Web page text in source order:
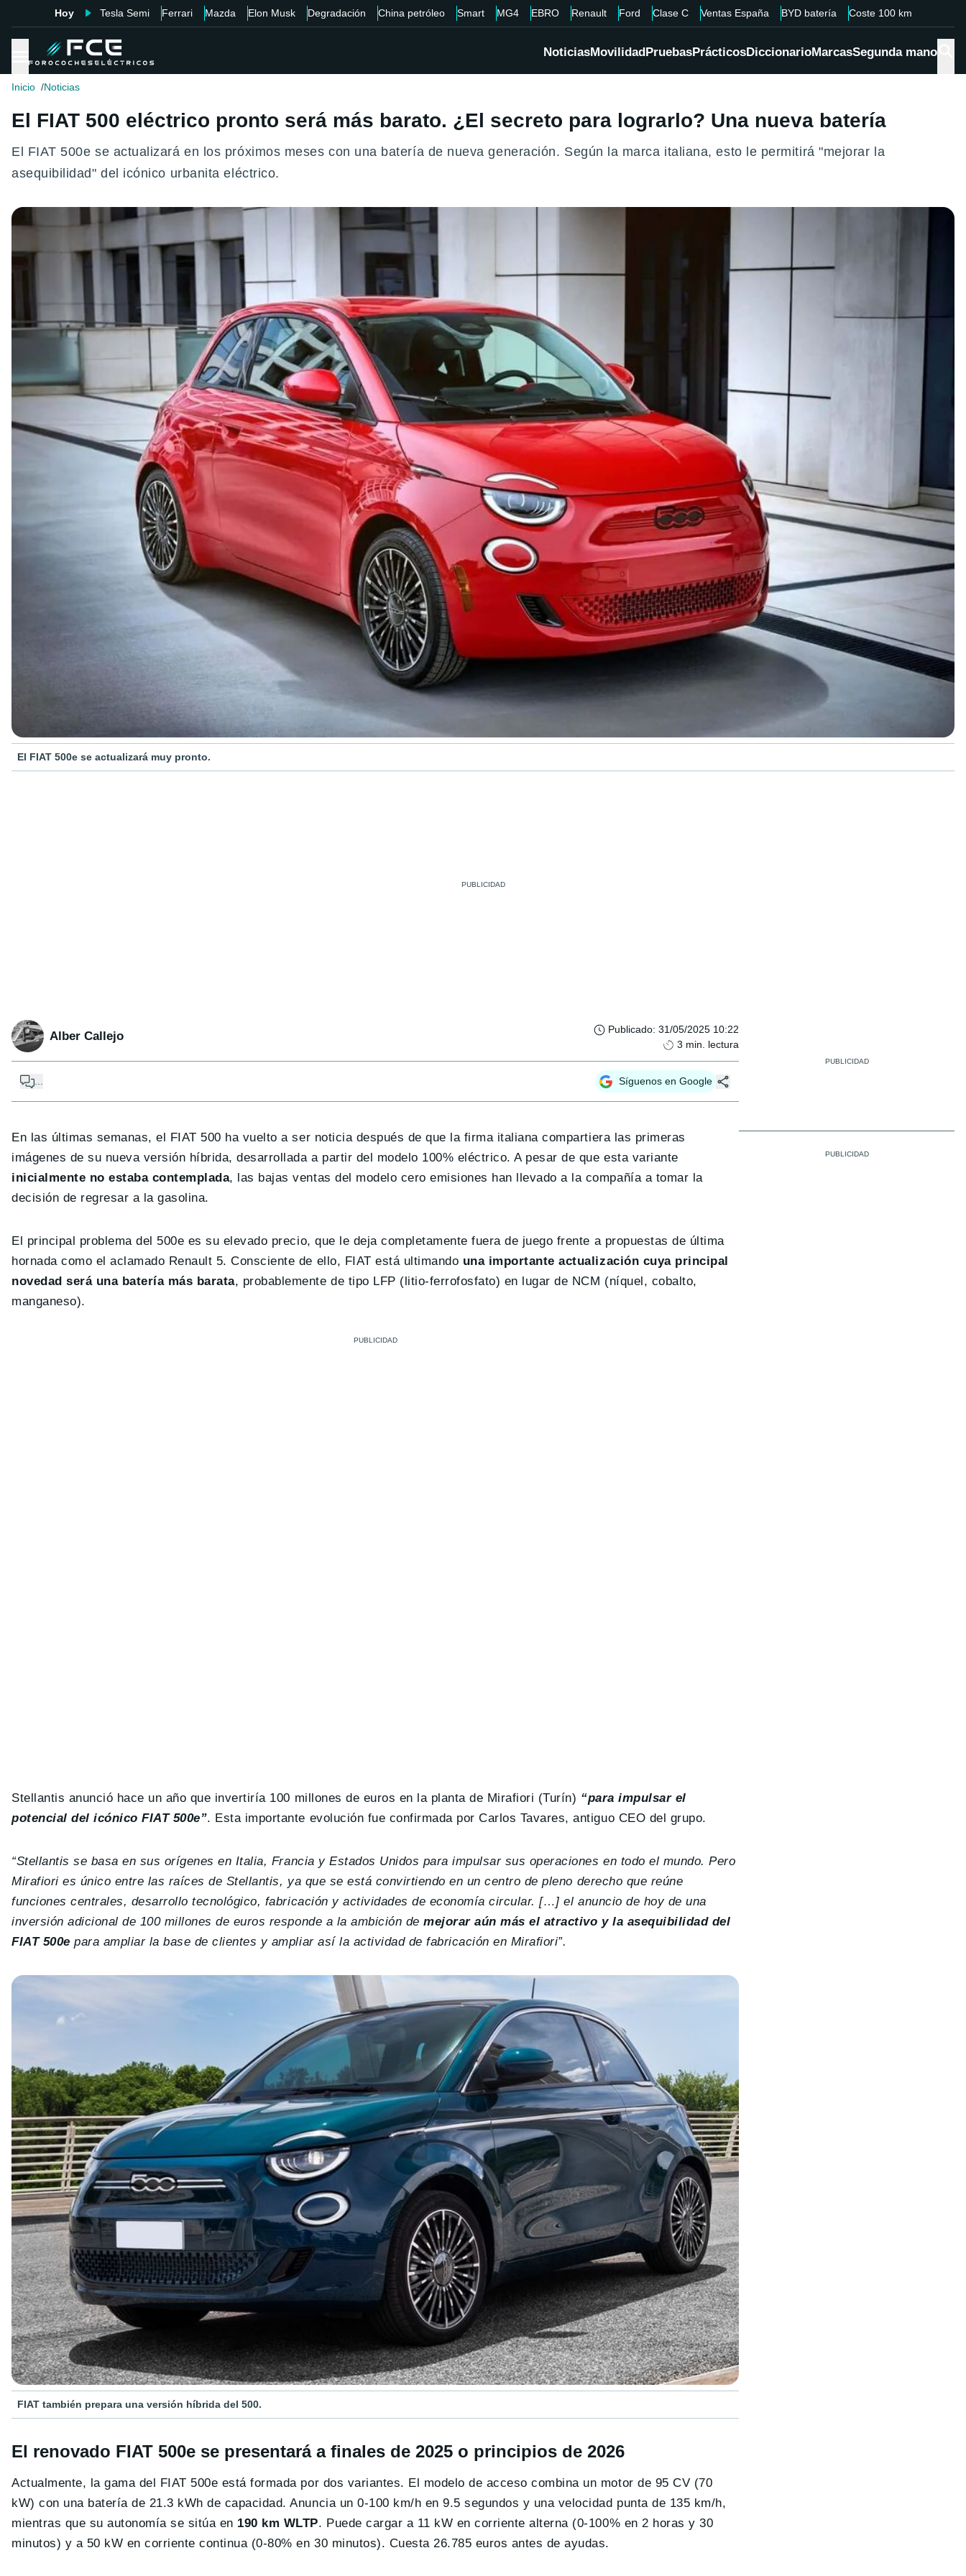
Hoy Tesla Semi Ferrari Mazda Elon Musk Degradación China petróleo Smart MG4 EBRO Renault Ford Clase C Ventas España BYD batería Coste 100 km
NoticiasMovilidadPruebasPrácticosDiccionarioMarcasSegunda mano
Inicio Noticias
El FIAT 500 eléctrico pronto será más barato. ¿El secreto para lograrlo? Una nueva batería
El FIAT 500e se actualizará en los próximos meses con una batería de nueva generación. Según la marca italiana, esto le permitirá "mejorar la
asequibilidad" del icónico urbanita eléctrico.
El FIAT 500e se actualizará muy pronto.
Alber Callejo Publicado: 31/05/2025 10:22
3 min. lectura
... Síguenos en Google
En las últimas semanas, el FIAT 500 ha vuelto a ser noticia después de que la firma italiana compartiera las primeras
imágenes de su nueva versión híbrida, desarrollada a partir del modelo 100% eléctrico. A pesar de que esta variante
inicialmente no estaba contemplada, las bajas ventas del modelo cero emisiones han llevado a la compañía a tomar la
decisión de regresar a la gasolina.
El principal problema del 500e es su elevado precio, que le deja completamente fuera de juego frente a propuestas de última
hornada como el aclamado Renault 5. Consciente de ello, FIAT está ultimando una importante actualización cuya principal
novedad será una batería más barata, probablemente de tipo LFP (litio-ferrofosfato) en lugar de NCM (níquel, cobalto,
manganeso).
Stellantis anunció hace un año que invertiría 100 millones de euros en la planta de Mirafiori (Turín) “para impulsar el
potencial del icónico FIAT 500e”. Esta importante evolución fue confirmada por Carlos Tavares, antiguo CEO del grupo.
“Stellantis se basa en sus orígenes en Italia, Francia y Estados Unidos para impulsar sus operaciones en todo el mundo. Pero
Mirafiori es único entre las raíces de Stellantis, ya que se está convirtiendo en un centro de pleno derecho que reúne
funciones centrales, desarrollo tecnológico, fabricación y actividades de economía circular. […] el anuncio de hoy de una
inversión adicional de 100 millones de euros responde a la ambición demejorar aún más el atractivo y la asequibilidad del
FIAT 500e para ampliar la base de clientes y ampliar así la actividad de fabricación en Mirafiori”.
FIAT también prepara una versión híbrida del 500.
El renovado FIAT 500e se presentará a finales de 2025 o principios de 2026
Actualmente, la gama del FIAT 500e está formada por dos variantes. El modelo de acceso combina un motor de 95 CV (70
kW) con una batería de 21.3 kWh de capacidad. Anuncia un 0-100 km/h en 9.5 segundos y una velocidad punta de 135 km/h,
mientras que su autonomía se sitúa en 190 km WLTP. Puede cargar a 11 kW en corriente alterna (0-100% en 2 horas y 30
minutos) y a 50 kW en corriente continua (0-80% en 30 minutos). Cuesta 26.785 euros antes de ayudas.